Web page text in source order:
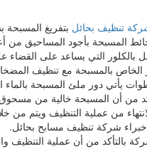
تنظيف بحائل بتفريغ المسبحة
المسبحة بأجود المساحيق
التي يساعد على القضاء
الخاص بالمسبحة مع تنظيف
يأتي دور ملئ المسبحة
من أن المسبحة خالية من مسحوق
من عملية التنظيف ويتم
خبراء شركة تنظيف مسابح بحائل.
بالتأكد من أن عملية التنظيف